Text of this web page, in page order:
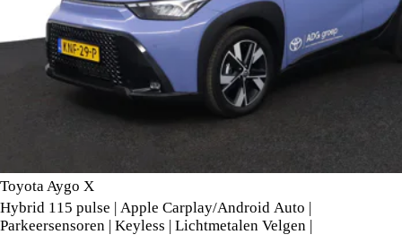
Toyota Aygo X
Hybrid 115 pulse | Apple Carplay/Android Auto |
Parkeersensoren | Keyless | Lichtmetalen Velgen |